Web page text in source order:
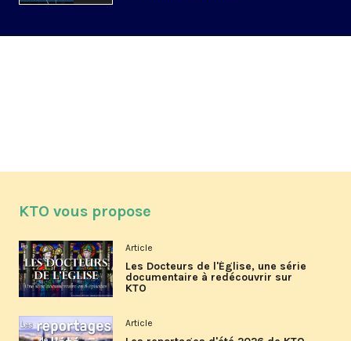
KTO vous propose
Article
Les Docteurs de l'Église, une série
documentaire à redécouvrir sur
KTO
Article